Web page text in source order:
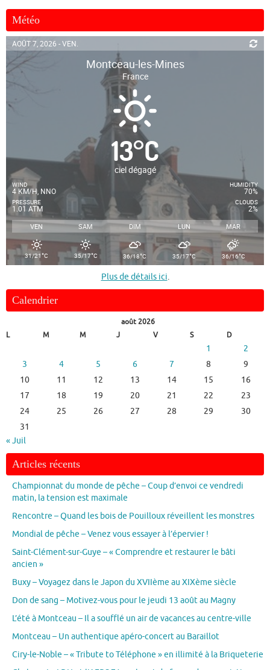
Météo
AOÛT 7, 2026 - VEN.
Montceau-les-Mines
France
13°C
ciel dégagé
WIND
4 KM/H, NNO
PRESSURE
1.01 ATM
HUMIDITY
70%
CLOUDS
2%
VEN SAM DIM LUN MAR
31/21°C 35/17°C 36/18°C 35/17°C 36/16°C
Plus de détails ici.
Calendrier
août 2026
L
M M J V S D
1
2
3
4 5 6 7 8
9
10
11 12 13 14 15
16
17
18 19 20 21 22
23
24
25 26 27 28 29
30
31
« Juil
Articles récents
Championnat du monde de pêche – Coup d’envoi ce vendredi
matin, la tension est maximale
Rencontre – Quand les bois de Pouilloux réveillent les monstres
Mondial de pêche – Venez vous essayer à l’épervier !
Saint-Clément-sur-Guye – « Comprendre et restaurer le bâti
ancien »
Buxy – Voyagez dans le Japon du XVIIème au XIXème siècle
Don de sang – Motivez-vous pour le jeudi 13 août au Magny
L’été à Montceau – Il a soufflé un air de vacances au centre-ville
Montceau – Un authentique apéro-concert au Baraillot
Ciry-le-Noble – « Tribute to Téléphone » en illimité à la Briqueterie